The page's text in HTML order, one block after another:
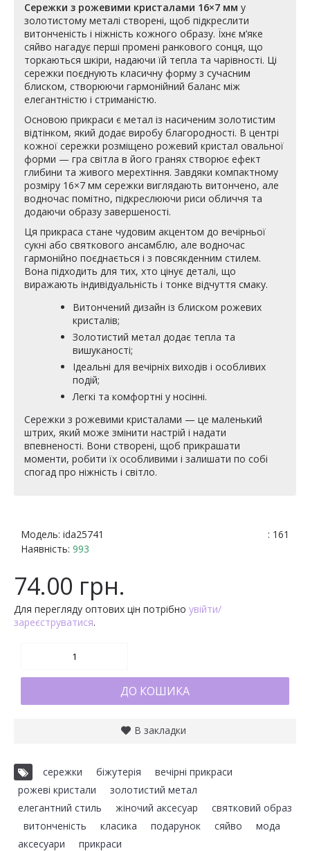
Сережки з рожевими кристалами 16×7 мм у
золотистому металі створені, щоб підкреслити
витонченість і ніжність кожного образу. Їхнє м’яке
сяйво нагадує перші промені ранкового сонця, що
торкаються шкіри, надаючи їй тепла та чарівності. Ці
сережки поєднують класичну форму з сучасним
блиском, створюючи гармонійний баланс між
елегантністю і стриманістю.
Основою прикраси є метал із насиченим золотистим
відтінком, який додає виробу благородності. В центрі
кожної сережки розміщено рожевий кристал овальної
форми — гра світла в його гранях створює ефект
глибини та живого мерехтіння. Завдяки компактному
розміру 16×7 мм сережки виглядають витончено, але
водночас помітно, підкреслюючи риси обличчя та
додаючи образу завершеності.
Ця прикраса стане чудовим акцентом до вечірньої
сукні або святкового ансамблю, але водночас
гармонійно поєднається і з повсякденним стилем.
Вона підходить для тих, хто цінує деталі, що
виражають індивідуальність і тонке відчуття смаку.
Витончений дизайн із блиском рожевих
кристалів;
Золотистий метал додає тепла та
вишуканості;
Ідеальні для вечірніх виходів і особливих
подій;
Легкі та комфортні у носінні.
Сережки з рожевими кристалами — це маленький
штрих, який може змінити настрій і надати
впевненості. Вони створені, щоб прикрашати
моменти, робити їх особливими і залишати по собі
спогад про ніжність і світло.
: 161
Модель: ida25741
Наявність: 993
74.00 грн.
Для перегляду оптових цін потрібно увійти/
зареєструватися.
ДО КОШИКА
В закладки
сережки біжутерія вечірні прикраси
рожеві кристали
золотистий метал
елегантний стиль
жіночий аксесуар
святковий образ
витонченість класика подарунок сяйво мода
аксесуари
прикраси